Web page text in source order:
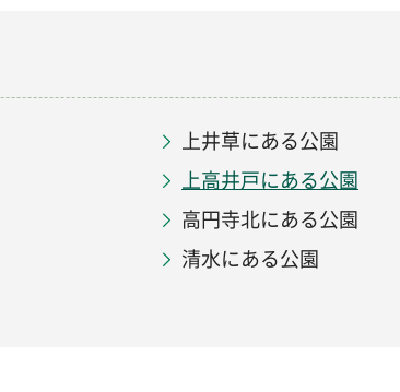
上井草にある公園
上高井戸にある公園
高円寺北にある公園
清水にある公園